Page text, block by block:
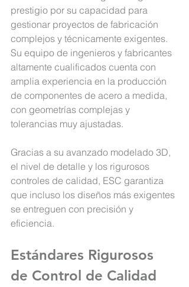
prestigio por su capacidad para
gestionar proyectos de fabricación
complejos y técnicamente exigentes.
Su equipo de ingenieros y fabricantes
altamente cualificados cuenta con
amplia experiencia en la producción
de componentes de acero a medida,
con geometrías complejas y
tolerancias muy ajustadas.
Gracias a su avanzado modelado 3D,
el nivel de detalle y los rigurosos
controles de calidad, ESC garantiza
que incluso los diseños más exigentes
se entreguen con precisión y
eficiencia.
Estándares Rigurosos
de Control de Calidad